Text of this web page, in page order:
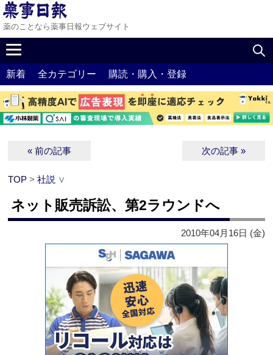
薬のことなら薬事日報ウェブサイト
新着 全カテゴリー 購読・購入・登録
« 前の記事 次の記事 »
TOP >社説 ∨
ネット販売訴訟、第2ラウンドへ
2010年04月16日 (金)